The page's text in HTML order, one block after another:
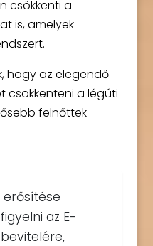
csökkenti a
is, amelyek
hogy az elegendő
csökkenteni a légúti
felnőttek
erősítése
az E-